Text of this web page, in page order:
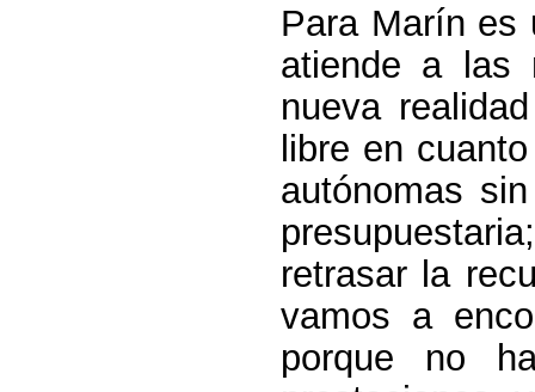
Para Marín es
atiende a las
nueva
libre en
autónomas
retrasar la
vamos a
porque no